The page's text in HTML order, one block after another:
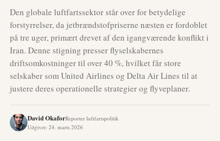
Den globale luftfartssektor står over for betydelige
forstyrrelser, da jetbrændstofpriserne næsten er fordoblet
på tre uger, primært drevet af den igangværende konflikt i
Iran. Denne stigning presser flyselskabernes
driftsomkostninger til over 40 %, hvilket får store
selskaber som United Airlines og Delta Air Lines til at
justere deres operationelle strategier og flyveplaner.
David OkaforReporter luftfartspolitik
Udgivet: 24. marts 2026